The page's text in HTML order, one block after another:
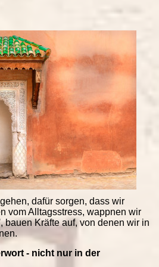
dafür sorgen, dass wir
vom Alltagsstress, wappnen wir
bauen Kräfte auf, von denen wir in
- nicht nur in der